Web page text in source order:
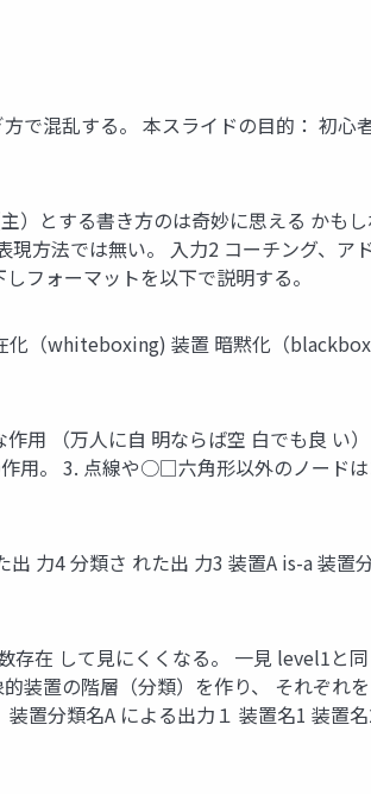
で混乱する。 本スライドの目的： 初心
）とする書き方のは奇妙に思える かも
現方法では無い。 入力2 コーチング、ア
フォーマットを以下で説明する。
化（whiteboxing) 装置 暗黙化（
用 （万人に自 明ならば空 白でも良
用。 3. 点線や○□六角形以外のノード
力4 分類さ れた出 力3 装置A is-a 装置
在 して見にくくなる。 一見 level1と
装置の階層（分類）を作り、 それぞれ
置分類名A による出力１ 装置名1 装置